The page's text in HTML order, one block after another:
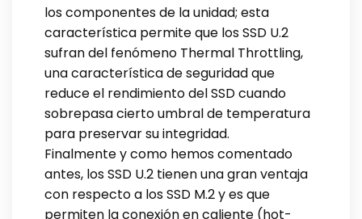
los componentes de la unidad; esta
característica permite que los SSD U.2
sufran del fenómeno Thermal Throttling,
una característica de seguridad que
reduce el rendimiento del SSD cuando
sobrepasa cierto umbral de temperatura
para preservar su integridad.
Finalmente y como hemos comentado
antes, los SSD U.2 tienen una gran ventaja
con respecto a los SSD M.2 y es que
permiten la conexión en caliente (hot-